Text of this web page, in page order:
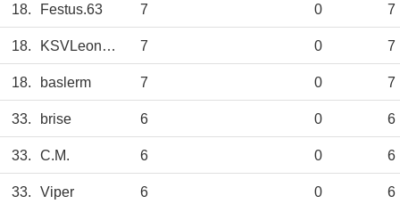
18. Festus.63 7 0 7
18. KSVLeon2401 7 0 7
18. baslerm 7 0 7
33. brise 6 0 6
33. C.M. 6 0 6
33. Viper 6 0 6